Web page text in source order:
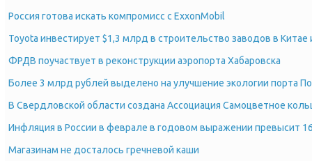
Россия готова искать компромисс с ExxonMobil
Toyota инвестирует $1,3 млрд в строительство заводов в Китае
ФРДВ поучаствует в реконструкции аэропорта Хабаровска
Более 3 млрд рублей выделено на улучшение экологии порта
В Свердловской области создана Ассоциация Самоцветное
Инфляция в России в феврале в годовом выражении превысит
Магазинам не досталось гречневой каши